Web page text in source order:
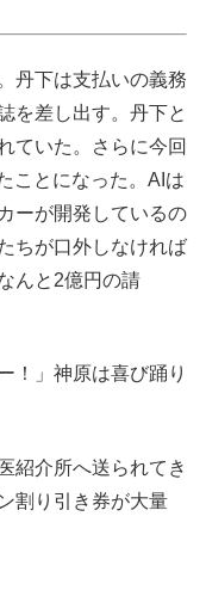
丹下は支払いの義務
を差し出す。丹下と
ていた。さらに今回
ことになった。AIは
ーが開発しているの
ちが口外しなければ
んと2億円の請
！」神原は喜び踊り
紹介所へ送られてき
割り引き券が大量